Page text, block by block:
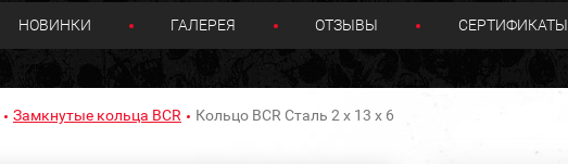
НОВИНКИ ГАЛЕРЕЯ ОТЗЫВЫ СЕРТИФИКАТЫ
Замкнутые кольца BCR Кольцо BCR Сталь 2 х 13 х 6